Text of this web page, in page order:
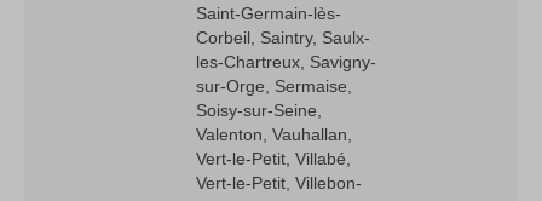
Saint-Germain-lès­
Corbeil, Saintry, Saulx-
les-Chartreux, Savigny-
sur-Orge, Sermaise,
Soisy-sur-Seine,
Valenton, Vauhallan,
Vert-le-Petit, Villabé,
Vert-le-Petit, Villebon-